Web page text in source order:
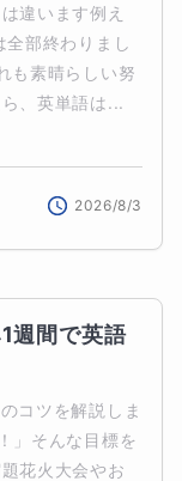
違います例え
部終わりまし
も素晴らしい努
、英単語は...
2026/8/3
週間で英語
コツを解説しま
」そんな目標を
花火大会やお